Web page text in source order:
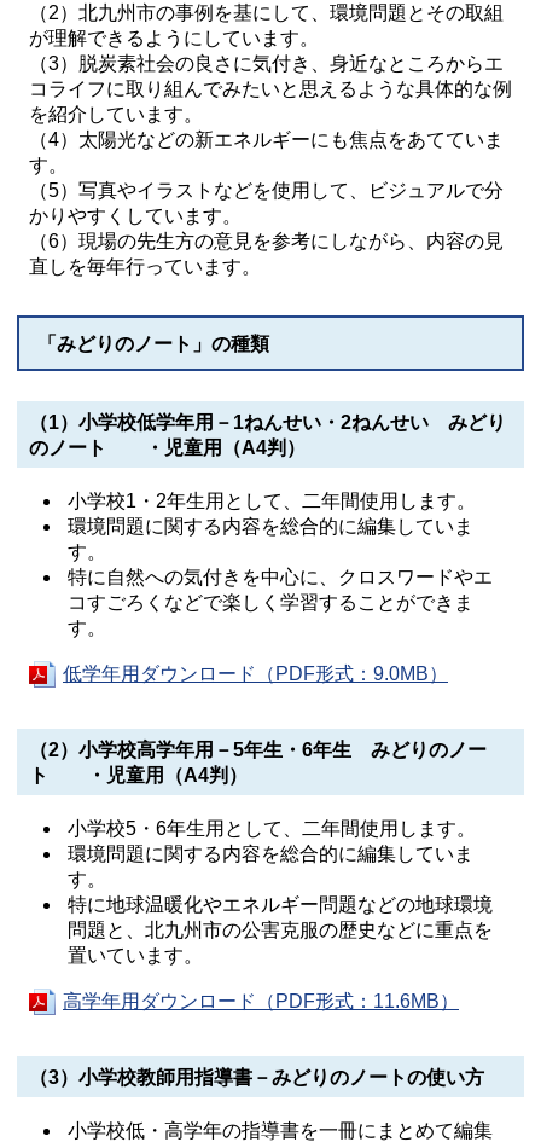
（2）北九州市の事例を基にして、環境問題とその取組
が理解できるようにしています。
（3）脱炭素社会の良さに気付き、身近なところからエ
コライフに取り組んでみたいと思えるような具体的な例
を紹介しています。
（4）太陽光などの新エネルギーにも焦点をあてていま
す。
（5）写真やイラストなどを使用して、ビジュアルで分
かりやすくしています。
（6）現場の先生方の意見を参考にしながら、内容の見
直しを毎年行っています。
「みどりのノート」の種類
（1）小学校低学年用－1ねんせい・2ねんせい みどり
のノート ・児童用（A4判）
小学校1・2年生用として、二年間使用します。
環境問題に関する内容を総合的に編集していま
す。
特に自然への気付きを中心に、クロスワードやエ
コすごろくなどで楽しく学習することができま
す。
低学年用ダウンロード（PDF形式：9.0MB）
（2）小学校高学年用－5年生・6年生 みどりのノー
ト ・児童用（A4判）
小学校5・6年生用として、二年間使用します。
環境問題に関する内容を総合的に編集していま
す。
特に地球温暖化やエネルギー問題などの地球環境
問題と、北九州市の公害克服の歴史などに重点を
置いています。
高学年用ダウンロード（PDF形式：11.6MB）
（3）小学校教師用指導書－みどりのノートの使い方
小学校低・高学年の指導書を一冊にまとめて編集